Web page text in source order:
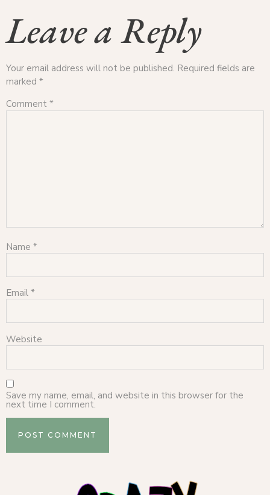
Leave a Reply
Your email address will not be published. Required fields are
marked *
Comment *
Name *
Email *
Website
Save my name, email, and website in this browser for the
next time I comment.